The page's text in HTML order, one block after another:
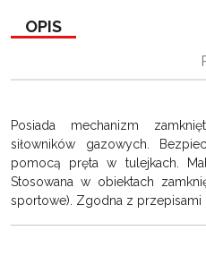
OPIS
Posiada mechanizm
siłowników gazowych.
pomocą pręta w tulejkach.
Stosowana w obiektach
sportowe). Zgodna z przepisami